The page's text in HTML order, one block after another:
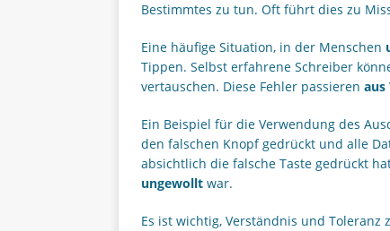
Bestimmtes zu tun. Oft führt dies zu
Eine häufige Situation, in der Menschen
Tippen. Selbst erfahrene Schreiber
vertauschen. Diese Fehler passieren aus
Ein Beispiel für die Verwendung des
den falschen Knopf gedrückt und alle
absichtlich die falsche Taste gedrückt
ungewollt war.
Es ist wichtig, Verständnis und Toleranz